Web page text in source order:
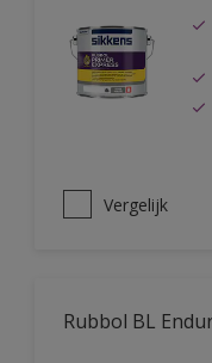
Vergelijk
Rubbol BL